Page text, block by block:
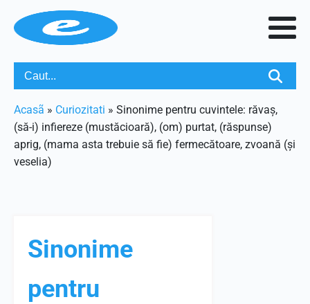
Acasã » Curiozitati » Sinonime pentru cuvintele: răvaș,
(să-i) infiereze (mustăcioară), (om) purtat, (răspunse)
aprig, (mama asta trebuie să fie) fermecătoare, zvoană (și
veselia)
Sinonime
pentru